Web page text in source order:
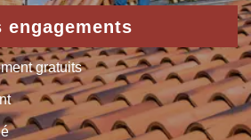
engagements
gratuits